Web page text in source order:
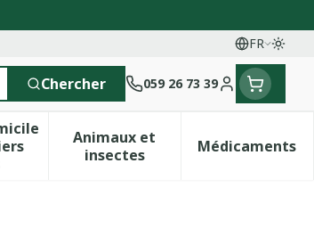
FR
Langues
Chercher 059 26 73 39
Menu client
50+
pour la catégorie Naturopathie
le sous-menu pour la catégorie
Animaux et
insectesAfficher le sous-menu
Médicaments
Afficher